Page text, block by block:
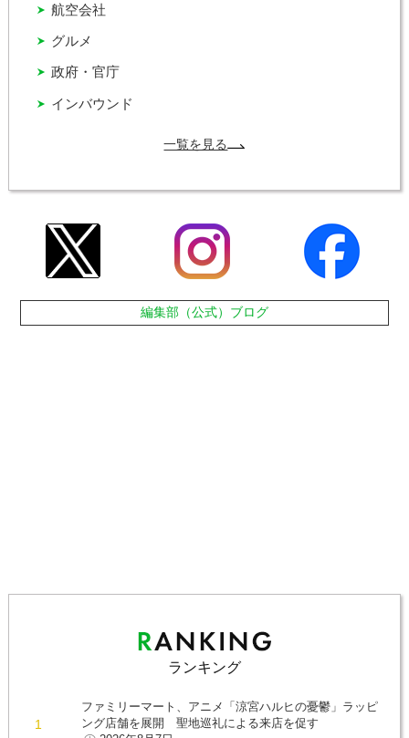
インバウンド
グルメ
政府・官庁
航空会社
一覧を見る
編集部（公式）ブログ
ランキング
ファミリーマート、アニメ「涼宮ハルヒの憂鬱」ラッピ
ング店舗を展開 聖地巡礼による来店を促す